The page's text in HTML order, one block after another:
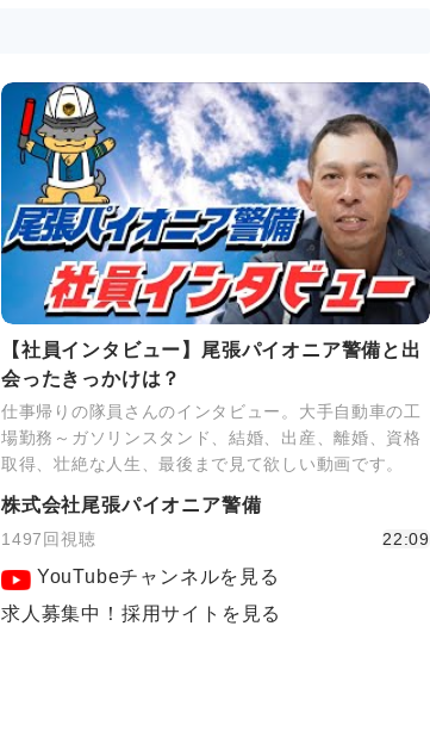
【社員インタビュー】尾張パイオニア警備と出
会ったきっかけは？
仕事帰りの隊員さんのインタビュー。大手自動車の工
場勤務～ガソリンスタンド、結婚、出産、離婚、資格
取得、壮絶な人生、最後まで見て欲しい動画です。
株式会社尾張パイオニア警備
1497回視聴 22:09
YouTubeチャンネルを見る
求人募集中！採用サイトを見る